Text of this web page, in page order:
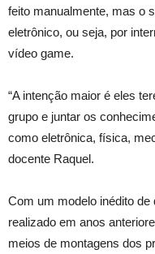
feito manualmente, mas o
eletrônico, ou seja, por
vídeo game.
“A intenção maior é eles
grupo e juntar os
como eletrônica, física,
docente Raquel.
Com um modelo inédito
realizado em anos
meios de montagens dos